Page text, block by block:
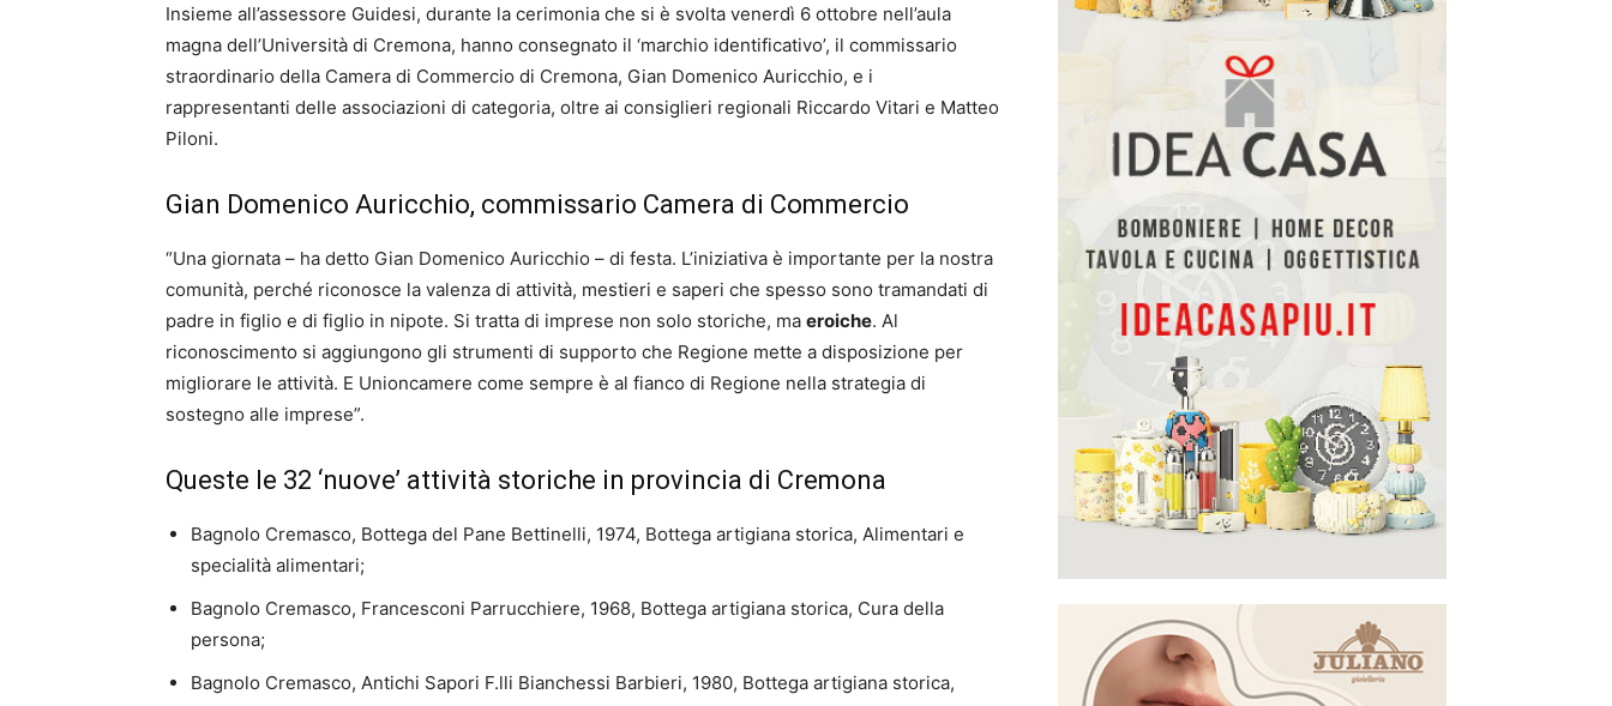
Insieme all’assessore Guidesi, durante la cerimonia che si è svolta venerdì 6 ottobre nell’aula
magna dell’Università di Cremona, hanno consegnato il ‘marchio identificativo’, il commissario
straordinario della Camera di Commercio di Cremona, Gian Domenico Auricchio, e i
rappresentanti delle associazioni di categoria, oltre ai consiglieri regionali Riccardo Vitari e Matteo
Piloni.
Gian Domenico Auricchio, commissario Camera di Commercio
“Una giornata – ha detto Gian Domenico Auricchio – di festa. L’iniziativa è importante per la nostra
comunità, perché riconosce la valenza di attività, mestieri e saperi che spesso sono tramandati di
padre in figlio e di figlio in nipote. Si tratta di imprese non solo storiche, ma eroiche. Al
riconoscimento si aggiungono gli strumenti di supporto che Regione mette a disposizione per
migliorare le attività. E Unioncamere come sempre è al fianco di Regione nella strategia di
sostegno alle imprese”.
Queste le 32 ‘nuove’ attività storiche in provincia di Cremona
Bagnolo Cremasco, Bottega del Pane Bettinelli, 1974, Bottega artigiana storica, Alimentari e
specialità alimentari;
Bagnolo Cremasco, Francesconi Parrucchiere, 1968, Bottega artigiana storica, Cura della
persona;
Bagnolo Cremasco, Antichi Sapori F.lli Bianchessi Barbieri, 1980, Bottega artigiana storica,